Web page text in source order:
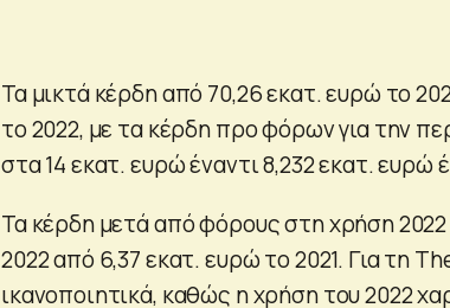
Τα μικτά κέρδη από 70,26 εκατ. ευρώ το
το 2022, με τα κέρδη προ φόρων για την
στα 14 εκατ. ευρώ έναντι 8,232 εκατ. ευρώ
Τα κέρδη μετά από φόρους στη χρήση
2022 από 6,37 εκατ. ευρώ το 2021. Για τη
ικανοποιητικά, καθώς η χρήση του 2022